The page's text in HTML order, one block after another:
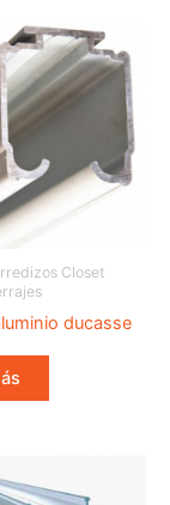
Closet
ducasse